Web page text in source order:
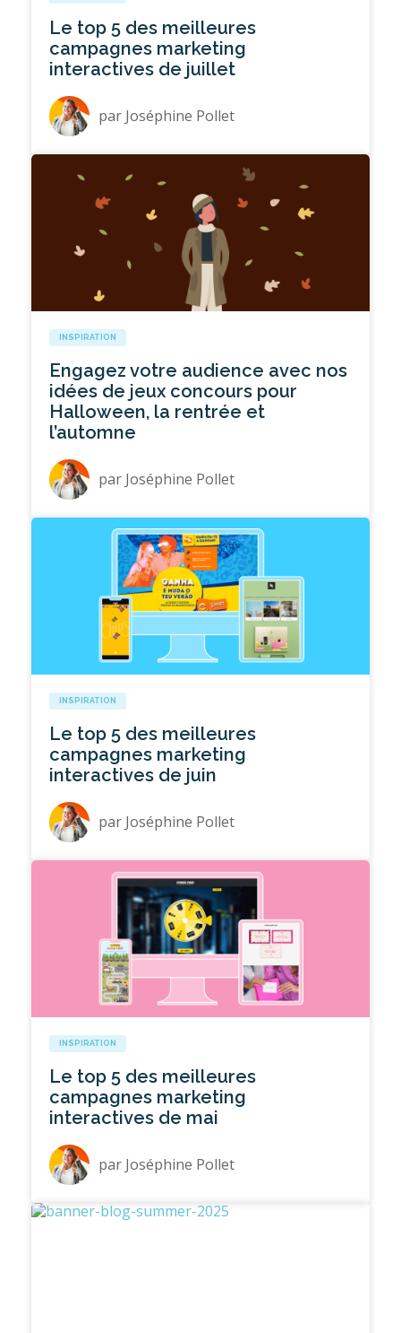
Le top 5 des meilleures
campagnes marketing
interactives de juillet
par Joséphine Pollet
INSPIRATION
Engagez votre audience avec nos
idées de jeux concours pour
Halloween, la rentrée et
l’automne
par Joséphine Pollet
INSPIRATION
Le top 5 des meilleures
campagnes marketing
interactives de juin
par Joséphine Pollet
INSPIRATION
Le top 5 des meilleures
campagnes marketing
interactives de mai
par Joséphine Pollet